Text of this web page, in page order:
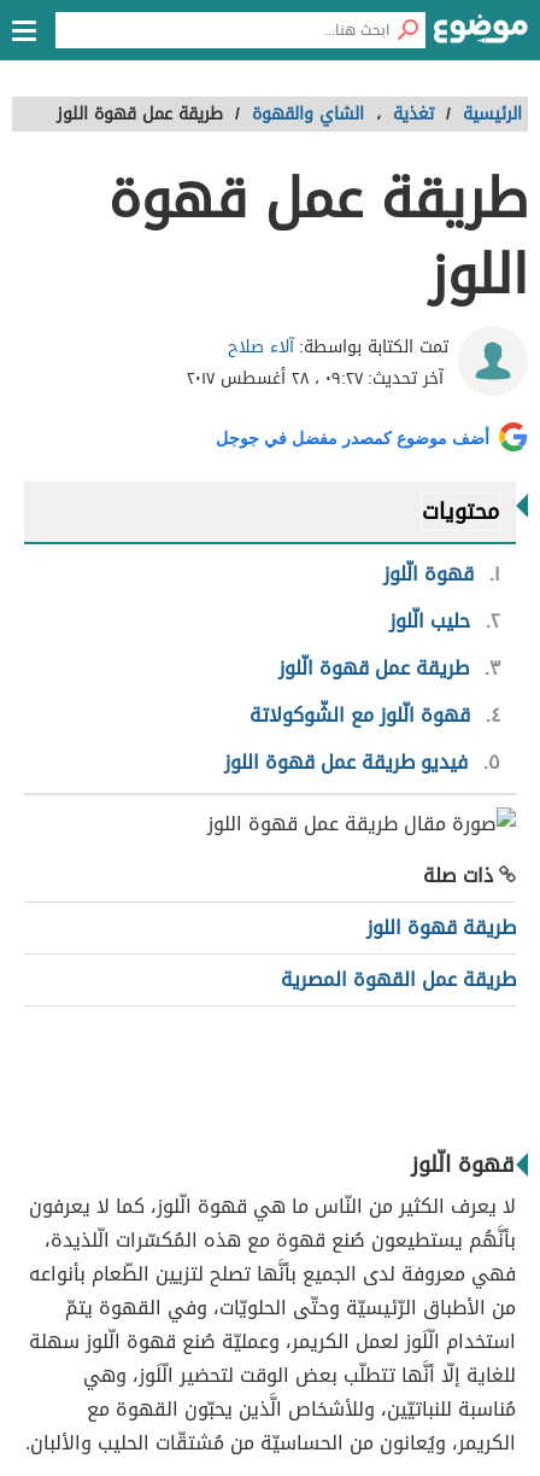
الرئيسية / تغذية ، الشاي والقهوة / طريقة عمل قهوة اللوز
طريقة عمل قهوة
اللوز
تمت الكتابة بواسطة:آلاء صلاح
آخر تحديث:٠٩:٢٧ ، ٢٨ أغسطس ٢٠١٧
أضف موضوع كمصدر مفضل في جوجل
محتويات
١ قهوة الّلوز
٢ حليب الّلوز
٣ طريقة عمل قهوة الّلوز
٤ قهوة الّلوز مع الشّوكولاتة
٥ فيديو طريقة عمل قهوة اللوز
ذات صلة
طريقة قهوة اللوز
طريقة عمل القهوة المصرية
قهوة الّلوز
لا يعرف الكثير من النّاس ما هي قهوة الّلوز، كما لا يعرفون
بأنَّهُم يستطيعون صُنع قهوة مع هذه المُكسّرات الّلذيدة،
فهي معروفة لدى الجميع بأنَّها تصلح لتزيين الطّعام بأنواعه
من الأطباق الرّئيسيّة وحتّى الحلويّات، وفي القهوة يتمّ
استخدام الّلَوز لعمل الكريمر، وعمليّة صُنع قهوة الّلوز سهلة
للغاية إلّا أنَّها تتطلّب بعض الوقت لتحضير الّلَوز، وهي
مُناسبة للنباتيّين، وللأشخاص الَّذين يحبّون القهوة مع
الكريمر، ويُعانون من الحساسيّة من مُشتقّات الحليب والألبان.